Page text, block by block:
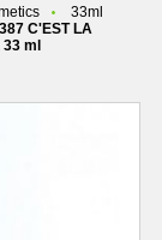
33ml
C'EST LA
ml